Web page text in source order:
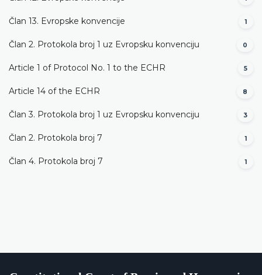
Član 13. Evropske konvencije 1
Član 2. Protokola broj 1 uz Evropsku konvenciju 0
Article 1 of Protocol No. 1 to the ECHR 5
Article 14 of the ECHR 8
Član 3. Protokola broj 1 uz Evropsku konvenciju 3
Član 2. Protokola broj 7 1
Član 4. Protokola broj 7 1